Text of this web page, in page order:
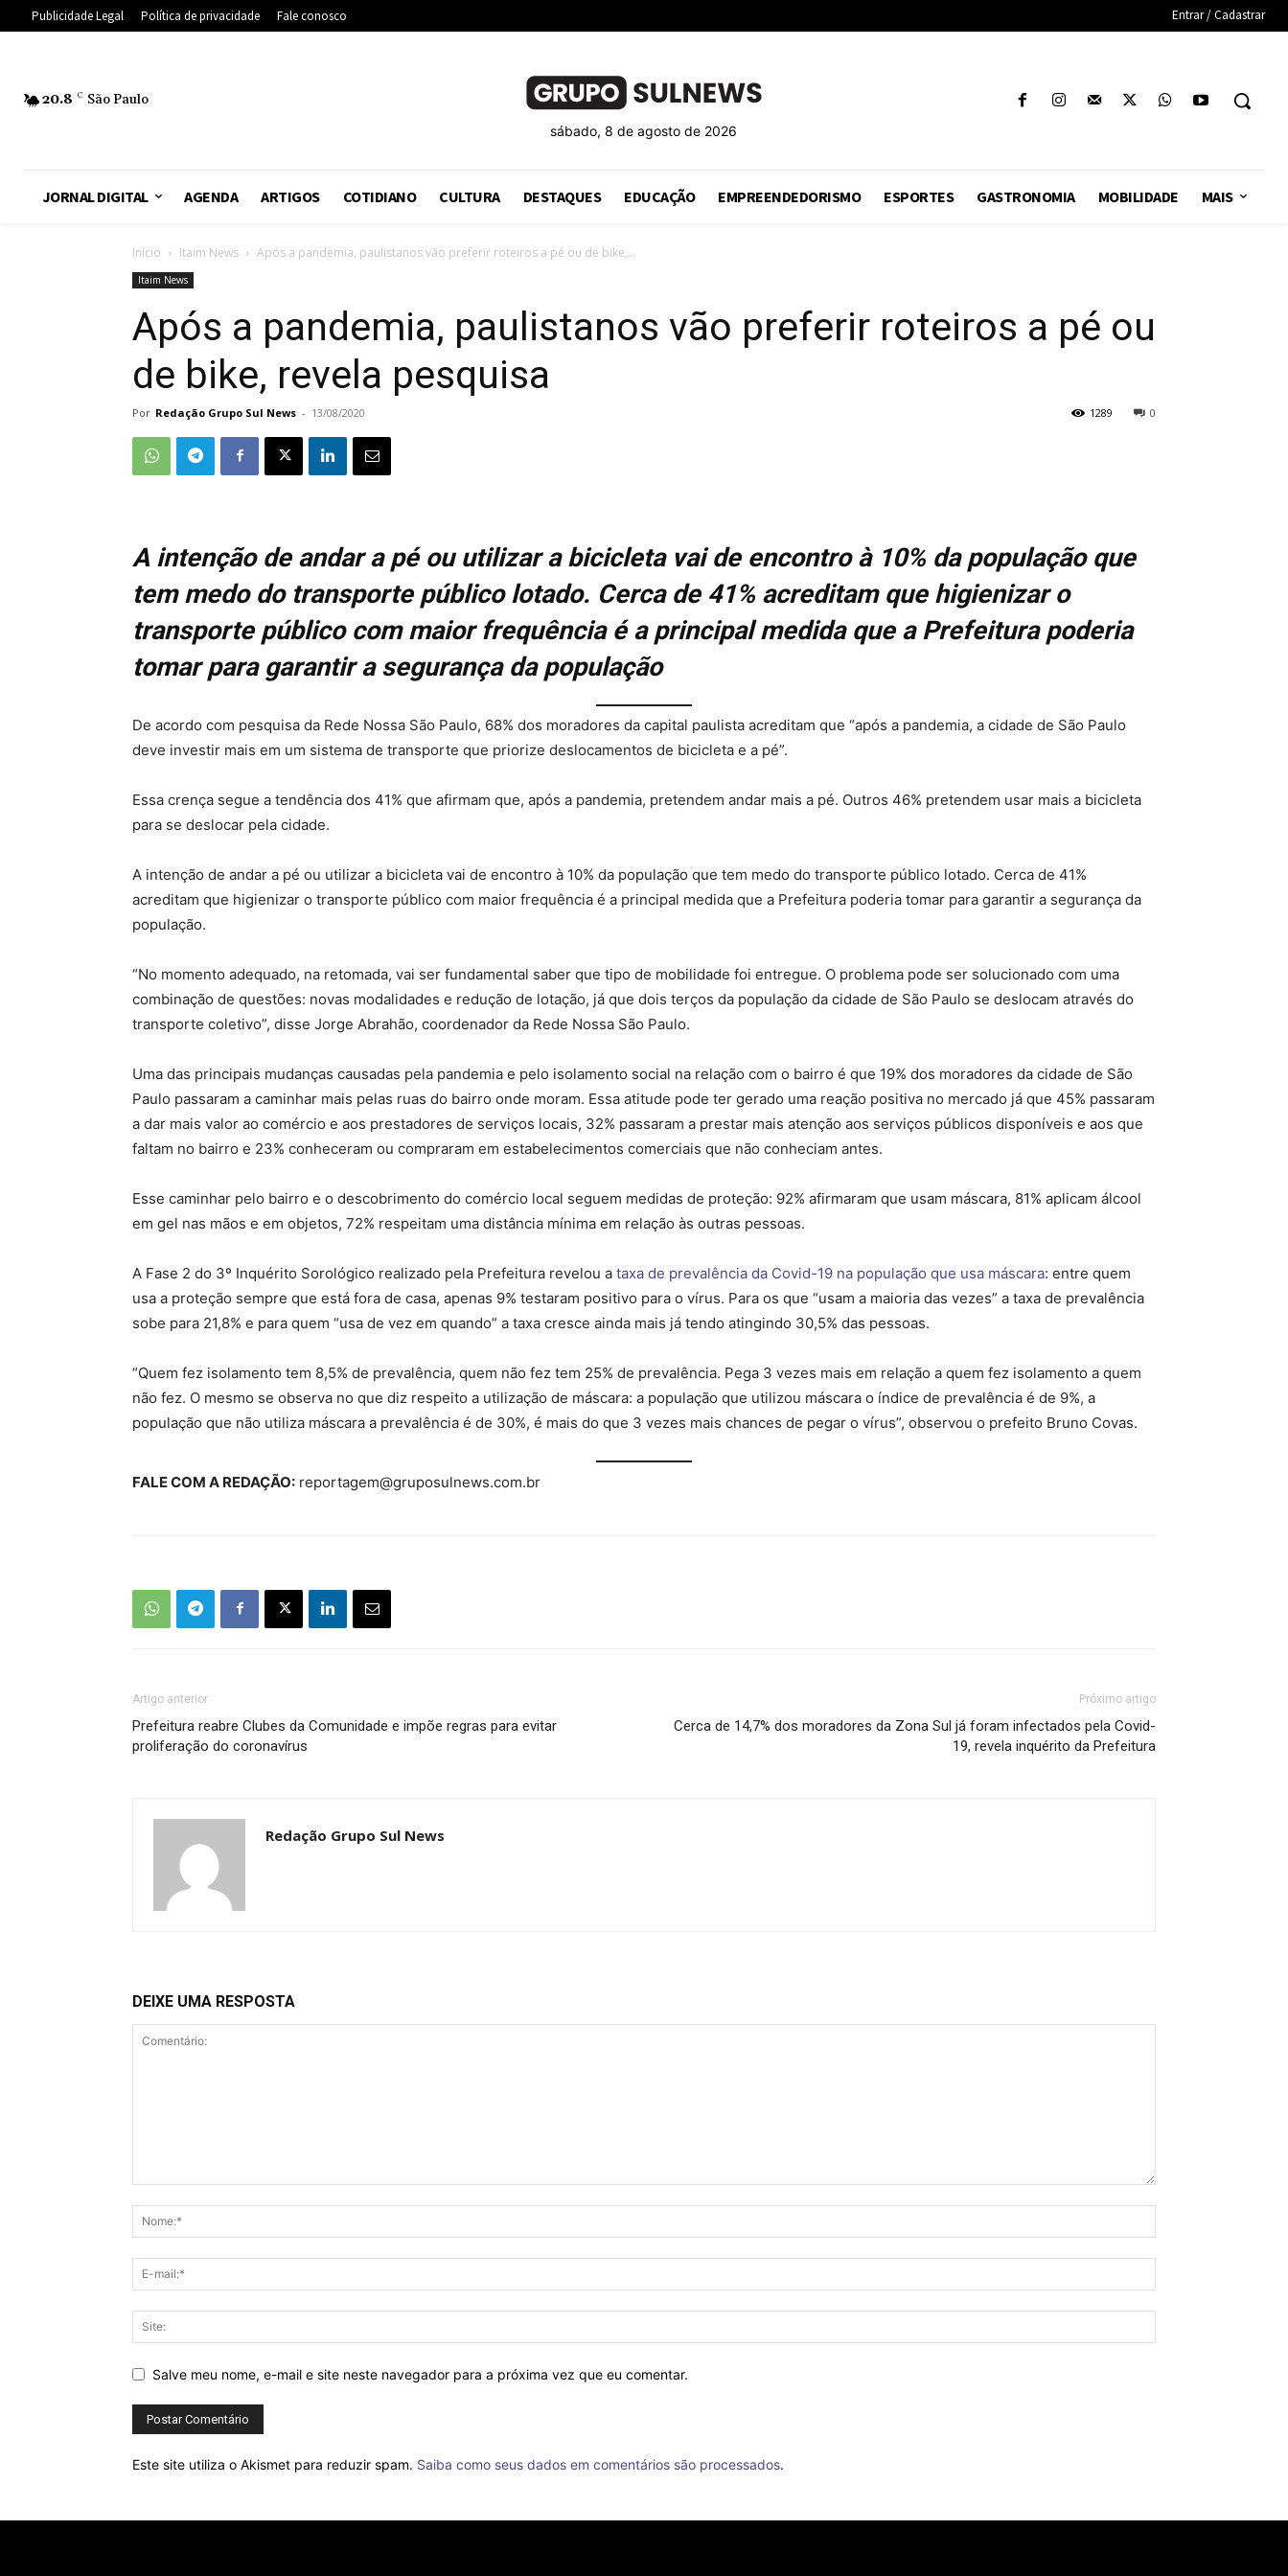
Publicidade Legal Política de privacidade Fale conosco Entrar / Cadastrar
20.8 C São Paulo
sábado, 8 de agosto de 2026
JORNAL DIGITAL AGENDA ARTIGOS COTIDIANO CULTURA DESTAQUES EDUCAÇÃO EMPREENDEDORISMO ESPORTES GASTRONOMIA MOBILIDADE MAIS
Início Itaim News Após a pandemia, paulistanos vão preferir roteiros a pé ou de bike,...
Itaim News
Após a pandemia, paulistanos vão preferir roteiros a pé ou
de bike, revela pesquisa
Por Redação Grupo Sul News - 13/08/2020 0
1289
A intenção de andar a pé ou utilizar a bicicleta vai de encontro à 10% da população que
temmedodo transporte público lotado. Cerca de 41% acreditam que higienizar o
transporte público com maior frequência é a principal medida que a Prefeitura poderia
tomar para garantir a segurança da população
De acordo com pesquisa da Rede Nossa São Paulo, 68% dos moradores da capital paulista acreditam que “após a pandemia, a cidade de São Paulo
deve investir mais em um sistema de transporte que priorize deslocamentos de bicicleta e a pé”.
Essa crença segue a tendência dos 41% que afirmam que, após a pandemia, pretendem andar mais a pé. Outros 46% pretendem usar mais a bicicleta
para se deslocar pela cidade.
A intenção de andar a pé ou utilizar a bicicleta vai de encontro à 10% da população que tem medo do transporte público lotado. Cerca de 41%
acreditam que higienizar o transporte público com maior frequência é a principal medida que a Prefeitura poderia tomar para garantir a segurança da
população.
“No momento adequado, na retomada, vai ser fundamental saber que tipo de mobilidade foi entregue. O problema pode ser solucionado com uma
combinação de questões: novas modalidades e redução de lotação, já que dois terços da população da cidade de São Paulo se deslocam através do
transporte coletivo”, disse Jorge Abrahão, coordenador da Rede Nossa São Paulo.
Uma das principais mudanças causadas pela pandemia e pelo isolamento social na relação com o bairro é que 19% dos moradores da cidade de São
Paulo passaram a caminhar mais pelas ruas do bairro onde moram. Essa atitude pode ter gerado uma reação positiva no mercado já que 45% passaram
a dar mais valor ao comércio e aos prestadores de serviços locais, 32% passaram a prestar mais atenção aos serviços públicos disponíveis e aos que
faltam no bairro e 23% conheceram ou compraram em estabelecimentos comerciais que não conheciam antes.
Esse caminhar pelo bairro e o descobrimento do comércio local seguem medidas de proteção: 92% afirmaram que usam máscara, 81% aplicam álcool
em gel nas mãos e em objetos, 72% respeitam uma distância mínima em relação às outras pessoas.
A Fase 2 do 3º Inquérito Sorológico realizado pela Prefeitura revelou a taxa de prevalência da Covid-19 na população que usa máscara: entre quem
usa a proteção sempre que está fora de casa, apenas 9% testaram positivo para o vírus. Para os que “usam a maioria das vezes” a taxa de prevalência
sobe para 21,8% e para quem “usa de vez em quando” a taxa cresce ainda mais já tendo atingindo 30,5% das pessoas.
“Quem fez isolamento tem 8,5% de prevalência, quem não fez tem 25% de prevalência. Pega 3 vezes mais em relação a quem fez isolamento a quem
não fez. O mesmo se observa no que diz respeito a utilização de máscara: a população que utilizou máscara o índice de prevalência é de 9%, a
população que não utiliza máscara a prevalência é de 30%, é mais do que 3 vezes mais chances de pegar o vírus”, observou o prefeito Bruno Covas.
FALE COM A REDAÇÃO: reportagem@gruposulnews.com.br
Artigo anterior
Prefeitura reabre Clubes da Comunidade e impõe regras para evitar
proliferação do coronavírus
Próximo artigo
Cerca de 14,7% dos moradores da Zona Sul já foram infectados pela Covid-
19, revela inquérito da Prefeitura
Redação Grupo Sul News
DEIXE UMA RESPOSTA
Salve meu nome, e-mail e site neste navegador para a próxima vez que eu comentar.
Este site utiliza o Akismet para reduzir spam. Saiba como seus dados em comentários são processados.